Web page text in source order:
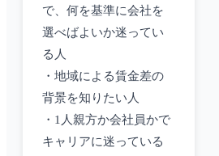
で、何を基準に会社を
選べばよいか迷ってい
る人
・地域による賃金差の
背景を知りたい人
・1人親方か会社員かで
キャリアに迷っている